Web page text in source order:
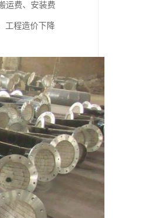
运费、安装费
工程造价下降